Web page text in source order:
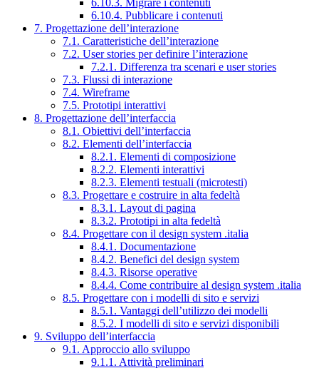
6.10.3. Migrare i contenuti
6.10.4. Pubblicare i contenuti
7. Progettazione dell’interazione
7.1. Caratteristiche dell’interazione
7.2. User stories per definire l’interazione
7.2.1. Differenza tra scenari e user stories
7.3. Flussi di interazione
7.4. Wireframe
7.5. Prototipi interattivi
8. Progettazione dell’interfaccia
8.1. Obiettivi dell’interfaccia
8.2. Elementi dell’interfaccia
8.2.1. Elementi di composizione
8.2.2. Elementi interattivi
8.2.3. Elementi testuali (microtesti)
8.3. Progettare e costruire in alta fedeltà
8.3.1. Layout di pagina
8.3.2. Prototipi in alta fedeltà
8.4. Progettare con il design system .italia
8.4.1. Documentazione
8.4.2. Benefici del design system
8.4.3. Risorse operative
8.4.4. Come contribuire al design system .italia
8.5. Progettare con i modelli di sito e servizi
8.5.1. Vantaggi dell’utilizzo dei modelli
8.5.2. I modelli di sito e servizi disponibili
9. Sviluppo dell’interfaccia
9.1. Approccio allo sviluppo
9.1.1. Attività preliminari